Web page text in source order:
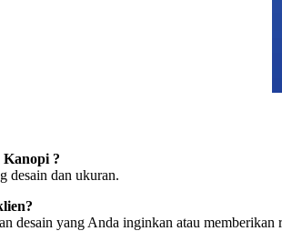
Kanopi ?
desain dan ukuran.
desain yang Anda inginkan atau memberikan